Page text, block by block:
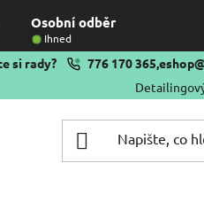
Osobní odběr
Ihned
si rady? 776 170 365,